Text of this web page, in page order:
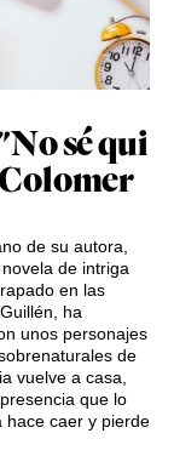
sé qui
de su autora,
de intriga
en las
ha
unos personajes
de
vuelve a casa,
que lo
hace caer y pierde